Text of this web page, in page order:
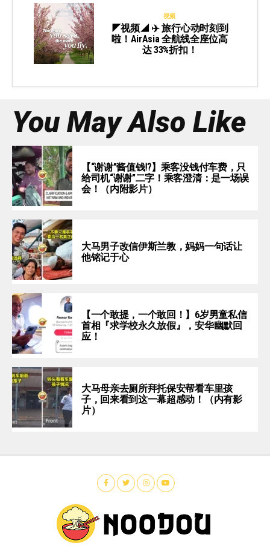
视频
◤视频◢ ✈️ 旅行心动时刻到
啦！AirAsia 全航线全座位高
达 33%折扣！
You May Also Like
【“谢谢”酱值钱⁉️】乘客没钱付车费，只
给司机“谢谢”二字！乘客澄清：是一场误
会！（内附影片）
大马男子改信伊斯兰教，妈妈一句话让
他铭记于心
【一个敢提，一个敢回！】6岁男童私信
首相『求学校永久放假』，安华幽默回
应！
大马母亲去厕所拜托保安帮看车里孩
子，回来看到这一幕超感动！（内有影
片）